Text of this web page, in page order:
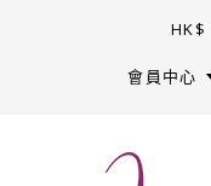
HK$
會員中心